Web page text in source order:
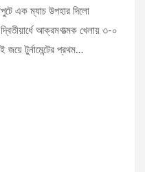
এক ম্যাচ উপহার দিলো
আক্রমণাত্মক খেলায় ৩-০
টুর্নামেন্টের প্রথম…